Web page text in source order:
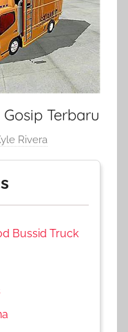
Terbaru
Rivera
Bussid Truck